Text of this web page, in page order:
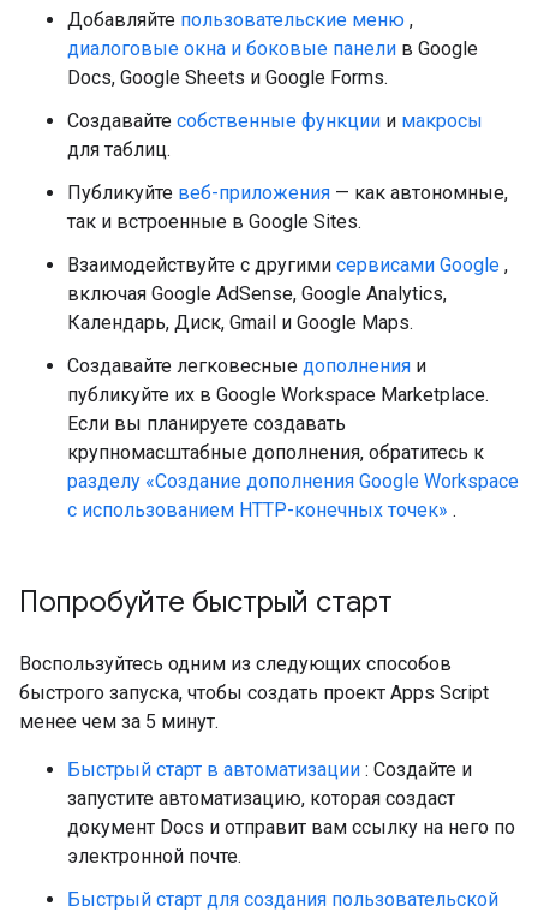
Добавляйте пользовательские меню ,
диалоговые окна и боковые панели в Google
Docs, Google Sheets и Google Forms.
Создавайте собственные функции и макросы
для таблиц.
Публикуйте веб-приложения — как автономные,
так и встроенные в Google Sites.
Взаимодействуйте с другими сервисами Google ,
включая Google AdSense, Google Analytics,
Календарь, Диск, Gmail и Google Maps.
Создавайте легковесные дополнения и
публикуйте их в Google Workspace Marketplace.
Если вы планируете создавать
крупномасштабные дополнения, обратитесь к
разделу «Создание дополнения Google Workspace
с использованием HTTP-конечных точек» .
Попробуйте быстрый старт
Воспользуйтесь одним из следующих способов
быстрого запуска, чтобы создать проект Apps Script
менее чем за 5 минут.
Быстрый старт в автоматизации : Создайте и
запустите автоматизацию, которая создаст
документ Docs и отправит вам ссылку на него по
электронной почте.
Быстрый старт для создания пользовательской